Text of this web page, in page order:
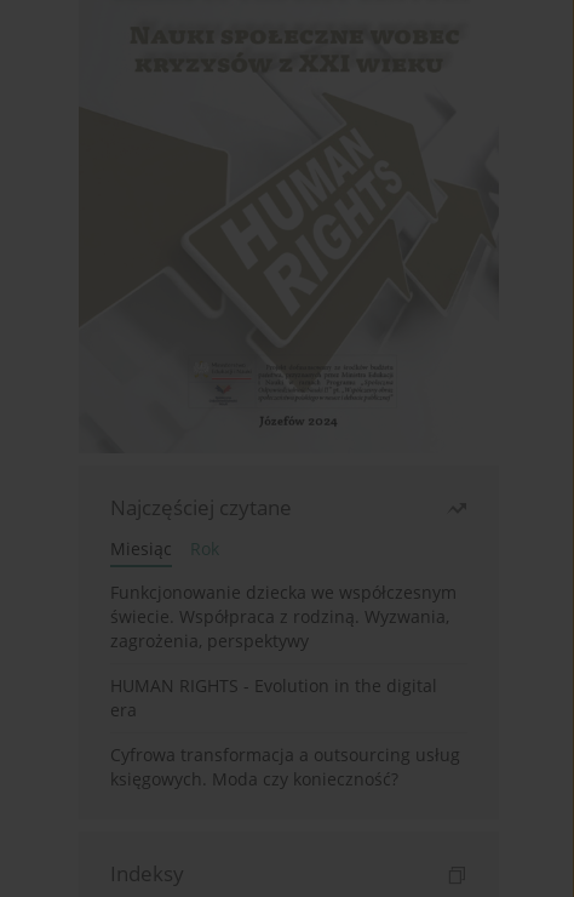
Najczęściej czytane
Miesiąc
Rok
Funkcjonowanie dziecka we współczesnym
świecie. Współpraca z rodziną. Wyzwania,
zagrożenia, perspektywy
HUMAN RIGHTS - Evolution in the digital
era
Cyfrowa transformacja a outsourcing usług
księgowych. Moda czy konieczność?
Indeksy